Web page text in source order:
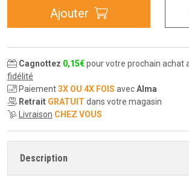
Ajouter
Cagnottez 0,15€pour votre prochain achat
fidélité
Paiement3X OU 4X FOIS avecAlma
Retrait GRATUIT dans votre magasin
Livraison CHEZ VOUS
Description